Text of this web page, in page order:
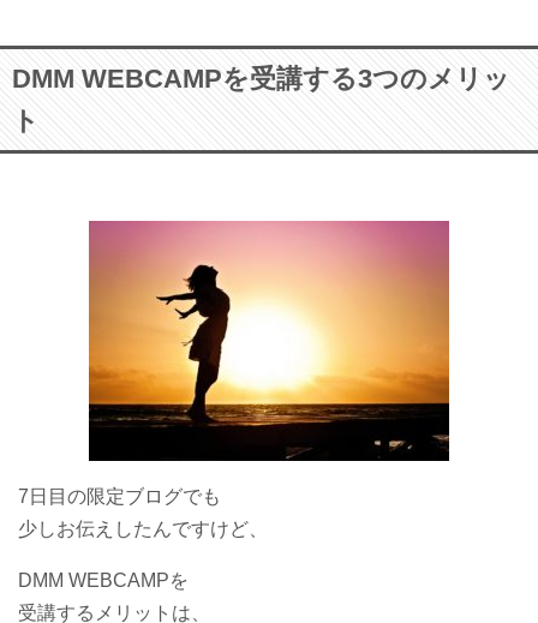
DMM WEBCAMPを受講する3つのメリッ
ト
7日目の限定ブログでも
少しお伝えしたんですけど、
DMM WEBCAMPを
受講するメリットは、